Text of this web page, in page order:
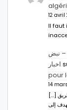
12 avril
Il faut
– نبض
اخبار
pour
14
[…] الإعلان عن طريق Ahmed Abdel-Latifسفير مصر بالرباط.